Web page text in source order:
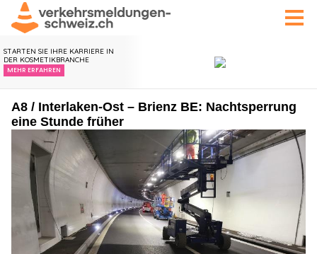
A8 / Interlaken-Ost – Brienz BE: Nachtsperrung
eine Stunde früher